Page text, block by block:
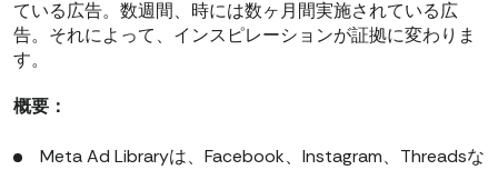
ている広告。数週間、時には数ヶ月間実施されている広
告。それによって、インスピレーションが証拠に変わりま
す。
概要：
Meta Ad Libraryは、Facebook、Instagram、Threadsな